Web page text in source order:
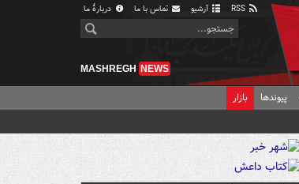
آرشیو تماس با ما دربارهٔ ما
MASHREGH NEWS
پیوندها بازار